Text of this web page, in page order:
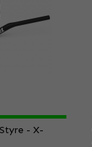
- X-